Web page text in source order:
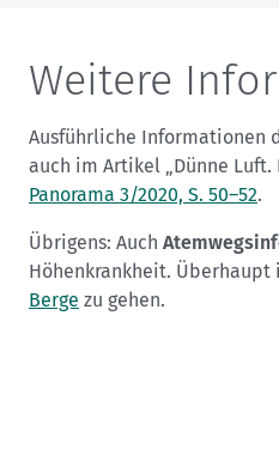
Weitere
Ausführliche Informationen
auch im Artikel „Dünne
Panorama 3/2020, S. 50–52.
Übrigens: Auch
Höhenkrankheit. Überhaupt
Berge zu gehen.